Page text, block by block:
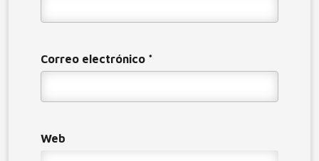
Correo electrónico *
Web